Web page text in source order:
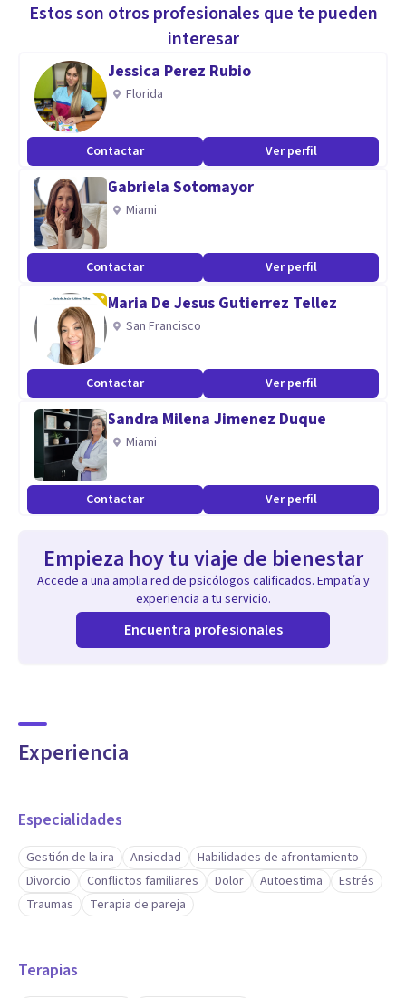
Especialidad
comodidad de tu hogar la terapia será más rápida. Estarás
más segur@ en tu terreno, con tus cosas, tu taza de café,
tus zapatillas de andar por casa o en pijama. Todo esto hará
que tus defensas estén menos activas y ta podrás sanar con
mayor rapidez.
Aptitudes
Especialidad en: Terapia Regresiva, Consciencia, Técnicas
conductuales, Comunicación y resolución de conflictos y
gestión de emociones.
Estos son otros profesionales que te pueden
interesar
Jessica Perez Rubio
Florida
Contactar Ver perfil
Gabriela Sotomayor
Miami
Contactar Ver perfil
Maria De Jesus Gutierrez Tellez
San Francisco
Contactar Ver perfil
Sandra Milena Jimenez Duque
Miami
Contactar Ver perfil
Empieza hoy tu viaje de bienestar
Accede a una amplia red de psicólogos calificados. Empatía y
experiencia a tu servicio.
Encuentra profesionales
Experiencia
Especialidades
Gestión de la ira Ansiedad
Habilidades de afrontamiento
Divorcio
Conflictos familiares Dolor Autoestima
Estrés
Traumas
Terapia de pareja
Terapias